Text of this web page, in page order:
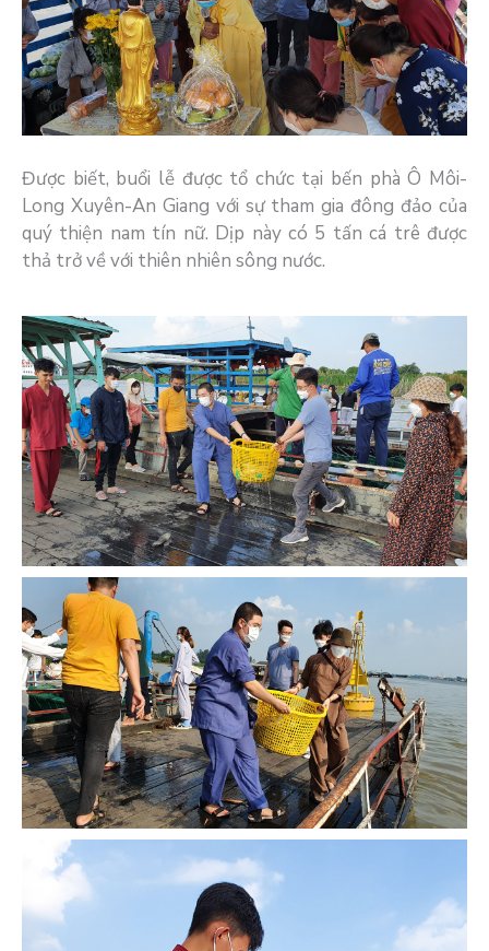
Được biết, buổi lễ được tổ chức tại bến phà Ô Môi-
Long Xuyên-An Giang với sự tham gia đông đảo của
quý thiện nam tín nữ. Dịp này có 5 tấn cá trê được
thả trở về với thiên nhiên sông nước.